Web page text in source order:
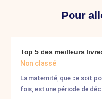
Pour
Top 5 des meilleurs
Non classé
La maternité, que ce soit
fois, est une période de